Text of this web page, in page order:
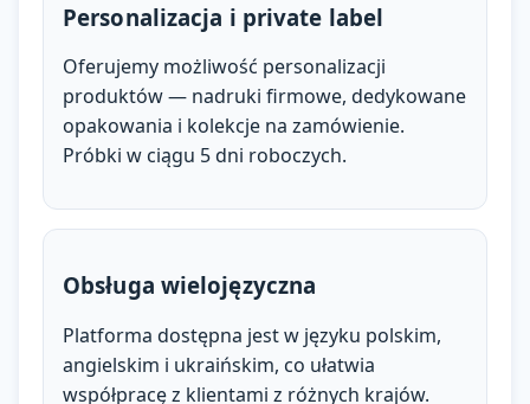
Personalizacja i private label
Oferujemy możliwość personalizacji
produktów — nadruki firmowe, dedykowane
opakowania i kolekcje na zamówienie.
Próbki w ciągu 5 dni roboczych.
Obsługa wielojęzyczna
Platforma dostępna jest w języku polskim,
angielskim i ukraińskim, co ułatwia
współpracę z klientami z różnych krajów.